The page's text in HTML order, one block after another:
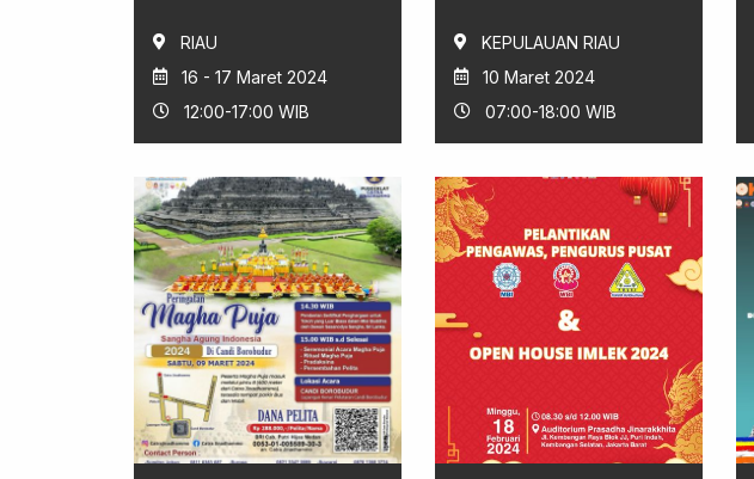
RIAU
16 - 17 Maret 2024
12:00-17:00 WIB
KEPULAUAN RIAU
10 Maret 2024
07:00-18:00 WIB